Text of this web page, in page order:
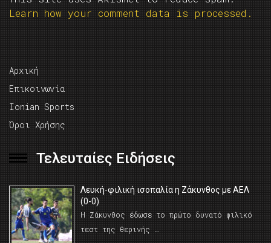
Learn how your comment data is processed.
Αρχική
Επικοινωνία
Ionian Sports
Όροι Χρήσης
Τελευταίες Ειδήσεις
Λευκή-φιλική ισοπαλία η Ζάκυνθος με ΑΕΛ
(0-0)
Η Ζάκυνθος έδωσε το πρώτο δυνατό φιλικό
τεστ της θερινής …